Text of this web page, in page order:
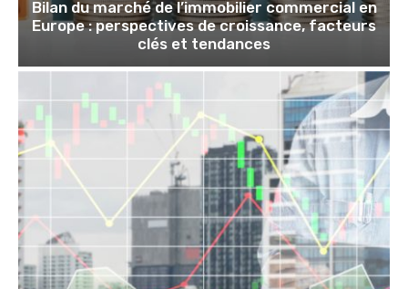
Bilan du marché de l’immobilier commercial en
Europe : perspectives de croissance, facteurs
clés et tendances